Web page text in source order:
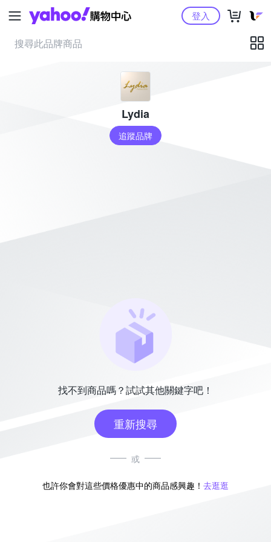
Yahoo購物中心登入
Lydia
追蹤品牌
找不到商品嗎？試試其他關鍵字吧！
重新搜尋
或
也許你會對這些價格優惠中的商品感興趣！ 去逛逛